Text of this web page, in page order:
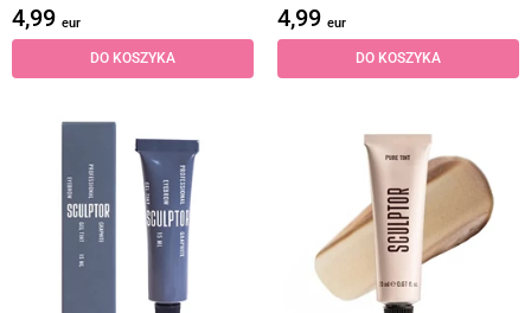
4,99 eur
DO KOSZYKA
4,99 eur
DO KOSZYKA